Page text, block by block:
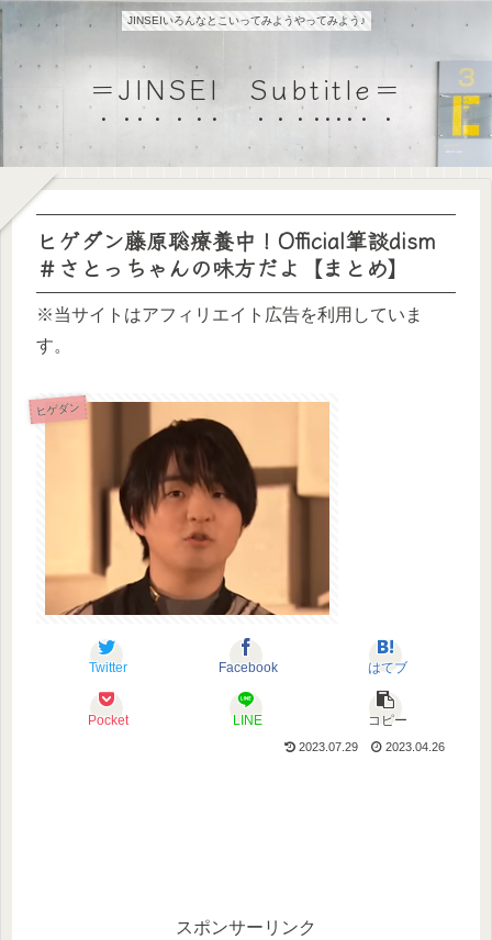
JINSEIいろんなとこいってみようやってみよう♪
＝JINSEI Subtitle＝
ヒゲダン藤原聡療養中！Official筆談dism
＃さとっちゃんの味方だよ【まとめ】
※当サイトはアフィリエイト広告を利用していま
す。
ヒゲダン
Twitter Facebook はてブ
Pocket LINE コピー
2023.07.29 2023.04.26
スポンサーリンク